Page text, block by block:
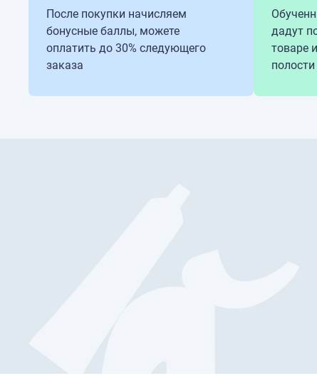
После покупки начисляем
бонусные баллы, можете
оплатить до 30% следующего
заказа
дадут
товаре
полости